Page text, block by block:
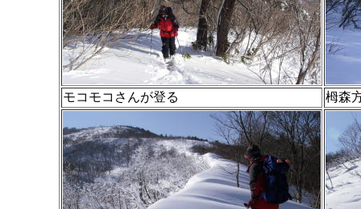
モコモコさんが登る 栂森